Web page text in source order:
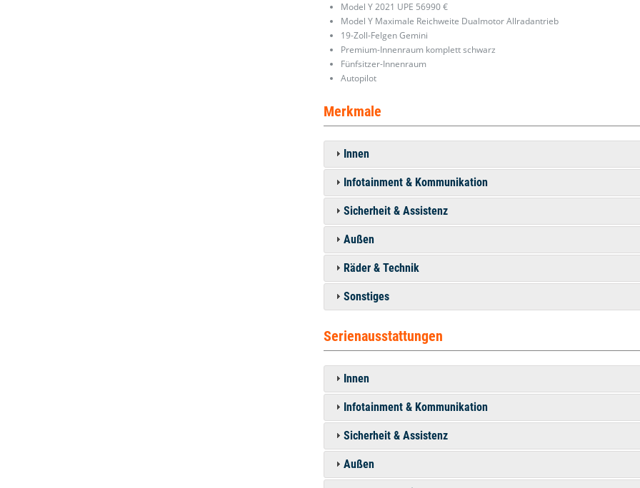
Model Y 2021 UPE 56990 €
Model Y Maximale Reichweite Dualmotor Allradantrieb
19-Zoll-Felgen Gemini
Premium-Innenraum komplett schwarz
Fünfsitzer-Innenraum
Autopilot
Merkmale
Innen
Infotainment & Kommunikation
Sicherheit & Assistenz
Außen
Räder & Technik
Sonstiges
Serienausstattungen
Innen
Infotainment & Kommunikation
Sicherheit & Assistenz
Außen